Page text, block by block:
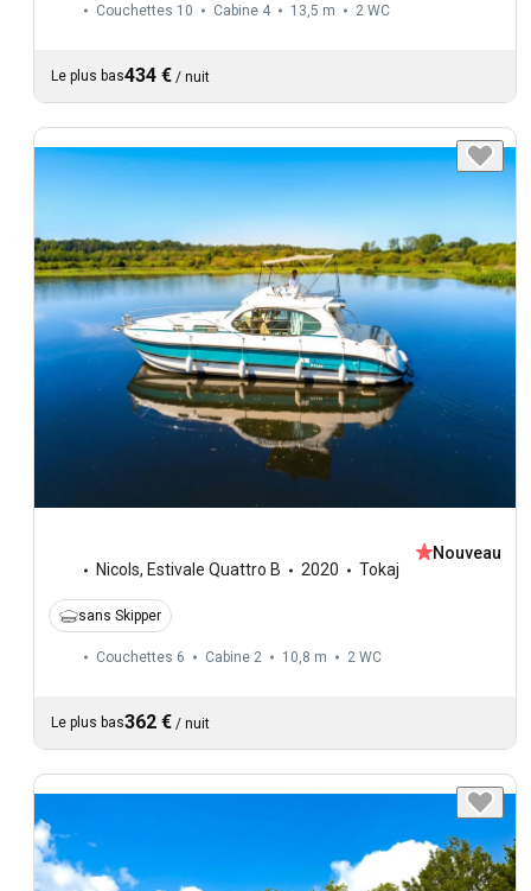
Couchettes 10 Cabine 4 13,5 m 2 WC
Le plus bas434 € / nuit
Nicols, Estivale Quattro B 2020 Tokaj
Nouveau
sans Skipper
Couchettes 6 Cabine 2 10,8 m 2 WC
Le plus bas362 € / nuit